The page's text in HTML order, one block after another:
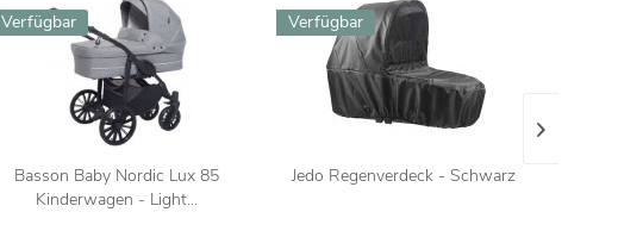
Verfügbar
Basson Baby Nordic Lux 85
Kinderwagen - Light...
Verfügbar
Jedo Regenverdeck - Schwarz